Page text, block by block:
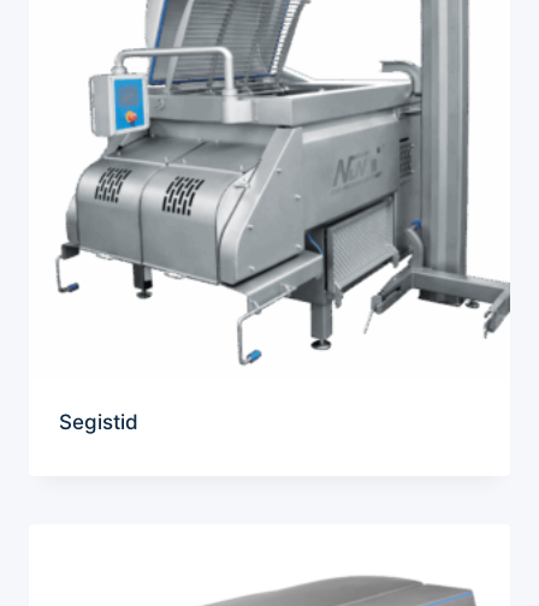
Segistid